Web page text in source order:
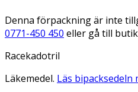
Denna förpackning är inte
0771-450 450 eller gå till
Racekadotril
Läkemedel. Läs